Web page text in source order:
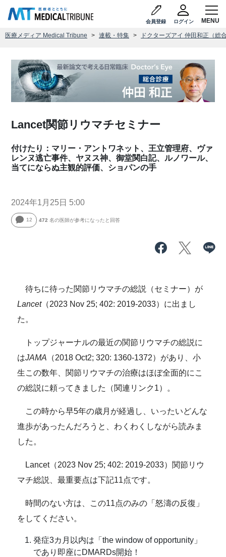
会員登録 ログイン
医療メディア Medical Tribune 連載・特集 ドクターズアイ 仲田和正（総
Lancet関節リウマチセミナー
付けたり：マリー・アントワネット、王立管理府、ヴァ
レンヌ逃亡事件、ヤヌス神、御堂関白記、ルノワール、
当てにならぬ主観的評価、ショパンの手
2024年1月25日 5:00
12 472 名の医師が参考になったと回答
待ちに待った関節リウマチの総説（セミナー）が
Lancet（2023 Nov 25; 402: 2019-2033）に出まし
た。
トップジャーナルの最近の関節リウマチの総説に
はJAMA （2018 Oct2; 320: 1360-1372）があり、小
生この数年、関節リウマチの治療はほぼ全面的にこ
の総説に頼ってきました（関連リンク1）。
この時から早5年の歳月が経過し、いったいどんな
進歩があったんだろうと、わくわくしながら読みま
した。
Lancet（2023 Nov 25; 402: 2019-2033）関節リウ
マチ総説、最重要点は下記11点です。
時間のない方は、この11点のみの「怒濤の反復」
をしてください。
発症3カ月以内は「the window of opportunity」
であり即座にDMARDs開始！